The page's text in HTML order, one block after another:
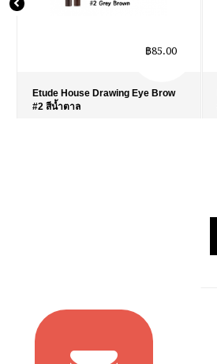
Etude House Drawing Eye Brow
#2 สีน้ำตาล
฿85.00